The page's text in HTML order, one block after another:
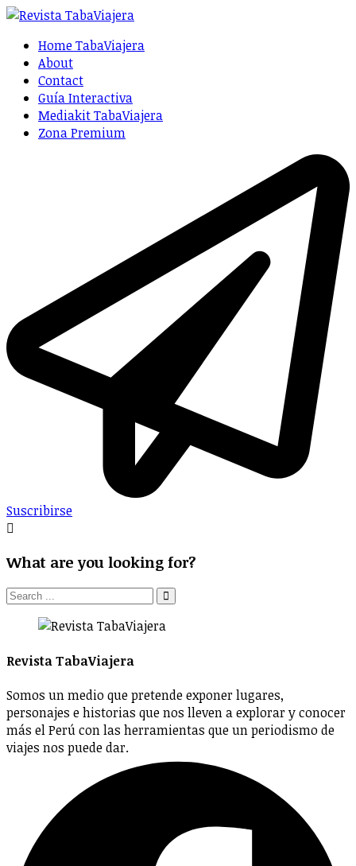
Home TabaViajera
About
Contact
Guía Interactiva
Mediakit TabaViajera
Zona Premium
Suscribirse
What are you looking for?
Revista TabaViajera
Somos un medio que pretende exponer lugares,
personajes e historias que nos lleven a explorar y conocer
más el Perú con las herramientas que un periodismo de
viajes nos puede dar.